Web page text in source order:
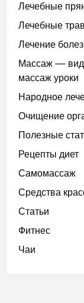
Лечебные
Лечебные
Лечение
Массаж —
массаж уроки
Народное
Очищение
Полезные
Рецепты диет
Самомассаж
Средства
Статьи
Фитнес
Чаи